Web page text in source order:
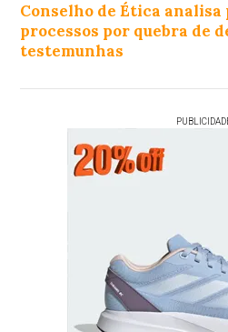
Conselho de Ética analisa
processos por quebra de
testemunhas